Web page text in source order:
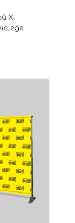
X-
где